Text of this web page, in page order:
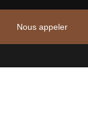
Nous appeler